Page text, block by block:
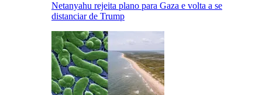
Netanyahu rejeita plano para Gaza e volta a se
distanciar de Trump